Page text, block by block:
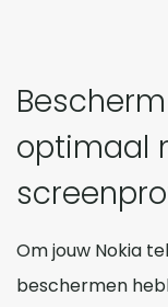
optimaal
Om jouw Nokia
beschermen